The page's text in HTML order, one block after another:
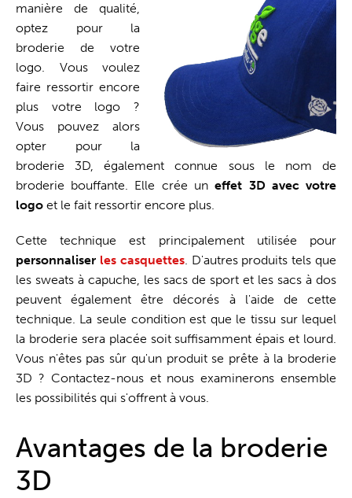
manière de qualité,
optez pour la
broderie de votre
logo. Vous voulez
faire ressortir encore
plus votre logo ?
Vous pouvez alors
opter pour la
broderie 3D, également connue sous le nom de
broderie bouffante. Elle crée uneffet 3D avec votre
logoet le fait ressortir encore plus.
Cette technique est principalement utilisée pour
personnaliser les casquettes. D'autres produits tels que
les sweats à capuche, les sacs de sport et les sacs à dos
peuvent également être décorés à l'aide de cette
technique. La seule condition est que le tissu sur lequel
la broderie sera placée soit suffisamment épais et lourd.
Vous n'êtes pas sûr qu'un produit se prête à la broderie
3D ? Contactez-nous et nous examinerons ensemble
les possibilités qui s'offrent à vous.
Avantages de la broderie
3D